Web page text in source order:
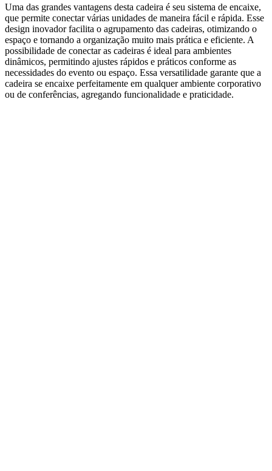
Uma das grandes vantagens desta cadeira é seu sistema de encaixe,
que permite conectar várias unidades de maneira fácil e rápida. Esse
design inovador facilita o agrupamento das cadeiras, otimizando o
espaço e tornando a organização muito mais prática e eficiente. A
possibilidade de conectar as cadeiras é ideal para ambientes
dinâmicos, permitindo ajustes rápidos e práticos conforme as
necessidades do evento ou espaço. Essa versatilidade garante que a
cadeira se encaixe perfeitamente em qualquer ambiente corporativo
ou de conferências, agregando funcionalidade e praticidade.